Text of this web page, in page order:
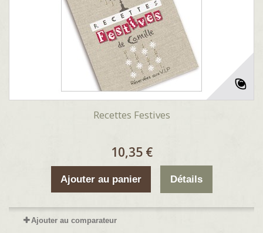
Recettes Festives
10,35 €
Ajouter au panier Détails
Ajouter au comparateur